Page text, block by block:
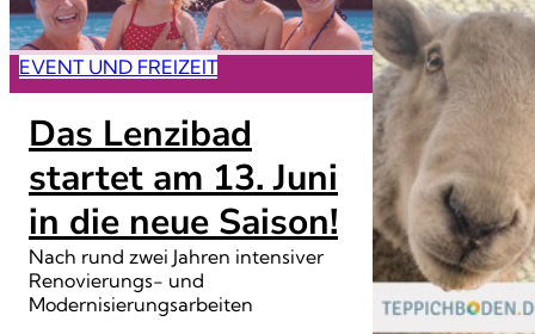
EVENT UND FREIZEIT
Das Lenzibad
startet am 13. Juni
in die neue Saison!
Nach rund zwei Jahren intensiver
Renovierungs- und
Modernisierungsarbeiten